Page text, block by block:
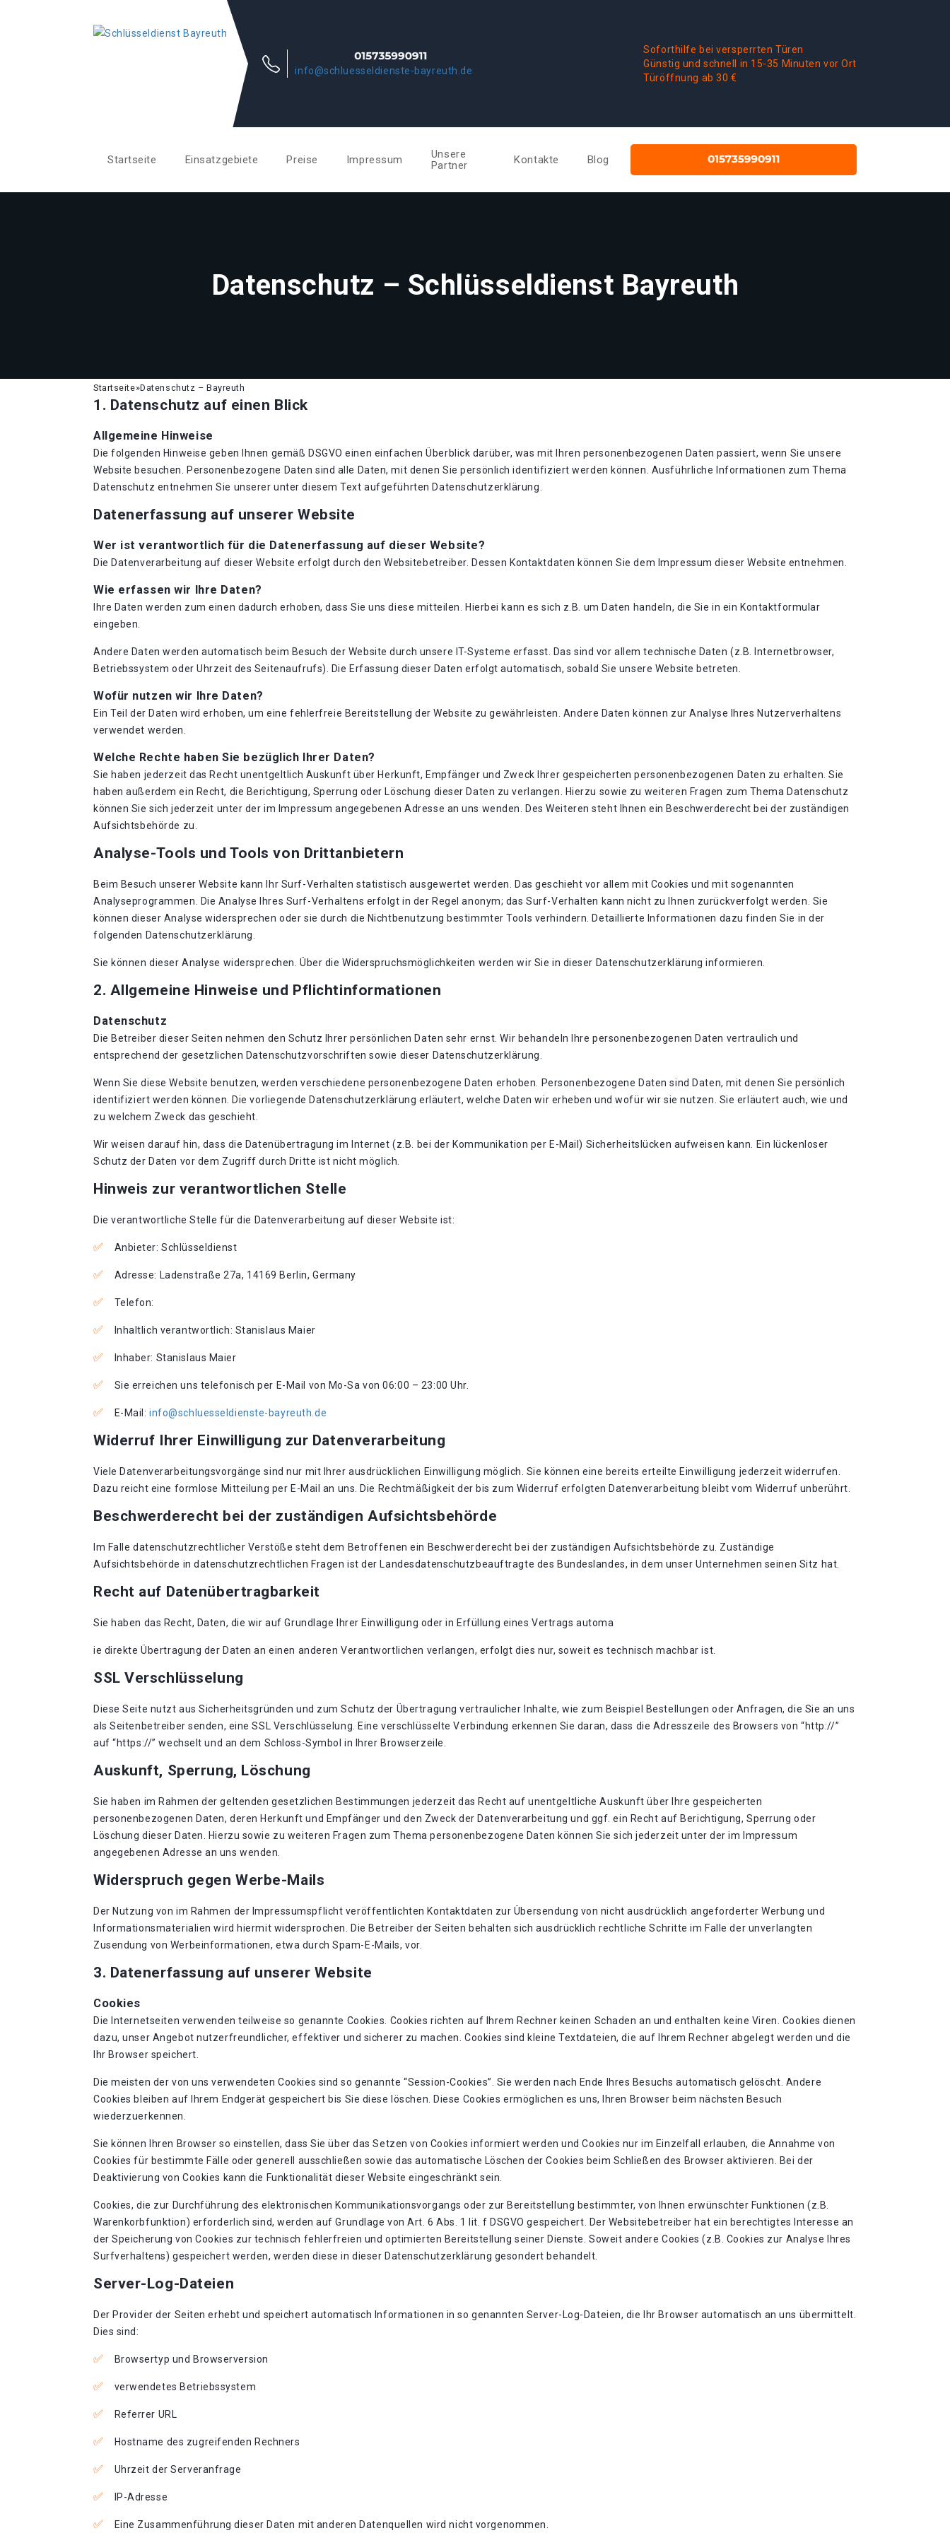
info@schluesseldienste-bayreuth.de
Soforthilfe bei versperrten Türen
Günstig und schnell in 15-35 Minuten vor Ort
Türöffnung ab 30 €
Startseite Einsatzgebiete Preise Impressum
Unsere
Partner
Kontakte Blog
Datenschutz – Schlüsseldienst Bayreuth
Startseite»Datenschutz – Bayreuth
1. Datenschutz auf einen Blick
Allgemeine Hinweise
Die folgenden Hinweise geben Ihnen gemäß DSGVO einen einfachen Überblick darüber, was mit Ihren personenbezogenen Daten passiert, wenn Sie unsere
Website besuchen. Personenbezogene Daten sind alle Daten, mit denen Sie persönlich identifiziert werden können. Ausführliche Informationen zum Thema
Datenschutz entnehmen Sie unserer unter diesem Text aufgeführten Datenschutzerklärung.
Datenerfassung auf unserer Website
Wer ist verantwortlich für die Datenerfassung auf dieser Website?
Die Datenverarbeitung auf dieser Website erfolgt durch den Websitebetreiber. Dessen Kontaktdaten können Sie dem Impressum dieser Website entnehmen.
Wie erfassen wir Ihre Daten?
Ihre Daten werden zum einen dadurch erhoben, dass Sie uns diese mitteilen. Hierbei kann es sich z.B. um Daten handeln, die Sie in ein Kontaktformular
eingeben.
Andere Daten werden automatisch beim Besuch der Website durch unsere IT-Systeme erfasst. Das sind vor allem technische Daten (z.B. Internetbrowser,
Betriebssystem oder Uhrzeit des Seitenaufrufs). Die Erfassung dieser Daten erfolgt automatisch, sobald Sie unsere Website betreten.
Wofür nutzen wir Ihre Daten?
Ein Teil der Daten wird erhoben, um eine fehlerfreie Bereitstellung der Website zu gewährleisten. Andere Daten können zur Analyse Ihres Nutzerverhaltens
verwendet werden.
Welche Rechte haben Sie bezüglich Ihrer Daten?
Sie haben jederzeit das Recht unentgeltlich Auskunft über Herkunft, Empfänger und Zweck Ihrer gespeicherten personenbezogenen Daten zu erhalten. Sie
haben außerdem ein Recht, die Berichtigung, Sperrung oder Löschung dieser Daten zu verlangen. Hierzu sowie zu weiteren Fragen zum Thema Datenschutz
können Sie sich jederzeit unter der im Impressum angegebenen Adresse an uns wenden. Des Weiteren steht Ihnen ein Beschwerderecht bei der zuständigen
Aufsichtsbehörde zu.
Analyse-Tools und Tools von Drittanbietern
Beim Besuch unserer Website kann Ihr Surf-Verhalten statistisch ausgewertet werden. Das geschieht vor allem mit Cookies und mit sogenannten
Analyseprogrammen. Die Analyse Ihres Surf-Verhaltens erfolgt in der Regel anonym; das Surf-Verhalten kann nicht zu Ihnen zurückverfolgt werden. Sie
können dieser Analyse widersprechen oder sie durch die Nichtbenutzung bestimmter Tools verhindern. Detaillierte Informationen dazu finden Sie in der
folgenden Datenschutzerklärung.
Sie können dieser Analyse widersprechen. Über die Widerspruchsmöglichkeiten werden wir Sie in dieser Datenschutzerklärung informieren.
2. Allgemeine Hinweise und Pflichtinformationen
Datenschutz
Die Betreiber dieser Seiten nehmen den Schutz Ihrer persönlichen Daten sehr ernst. Wir behandeln Ihre personenbezogenen Daten vertraulich und
entsprechend der gesetzlichen Datenschutzvorschriften sowie dieser Datenschutzerklärung.
Wenn Sie diese Website benutzen, werden verschiedene personenbezogene Daten erhoben. Personenbezogene Daten sind Daten, mit denen Sie persönlich
identifiziert werden können. Die vorliegende Datenschutzerklärung erläutert, welche Daten wir erheben und wofür wir sie nutzen. Sie erläutert auch, wie und
zu welchem Zweck das geschieht.
Wir weisen darauf hin, dass die Datenübertragung im Internet (z.B. bei der Kommunikation per E-Mail) Sicherheitslücken aufweisen kann. Ein lückenloser
Schutz der Daten vor dem Zugriff durch Dritte ist nicht möglich.
Hinweis zur verantwortlichen Stelle
Die verantwortliche Stelle für die Datenverarbeitung auf dieser Website ist:
Anbieter: Schlüsseldienst
Adresse: Ladenstraße 27a, 14169 Berlin, Germany
Telefon:
Inhaltlich verantwortlich: Stanislaus Maier
Inhaber: Stanislaus Maier
Sie erreichen uns telefonisch per E-Mail von Mo-Sa von 06:00 – 23:00 Uhr.
E-Mail:info@schluesseldienste-bayreuth.de
Widerruf Ihrer Einwilligung zur Datenverarbeitung
Viele Datenverarbeitungsvorgänge sind nur mit Ihrer ausdrücklichen Einwilligung möglich. Sie können eine bereits erteilte Einwilligung jederzeit widerrufen.
Dazu reicht eine formlose Mitteilung per E-Mail an uns. Die Rechtmäßigkeit der bis zum Widerruf erfolgten Datenverarbeitung bleibt vom Widerruf unberührt.
Beschwerderecht bei der zuständigen Aufsichtsbehörde
Im Falle datenschutzrechtlicher Verstöße steht dem Betroffenen ein Beschwerderecht bei der zuständigen Aufsichtsbehörde zu. Zuständige
Aufsichtsbehörde in datenschutzrechtlichen Fragen ist der Landesdatenschutzbeauftragte des Bundeslandes, in dem unser Unternehmen seinen Sitz hat.
Recht auf Datenübertragbarkeit
Sie haben das Recht, Daten, die wir auf Grundlage Ihrer Einwilligung oder in Erfüllung eines Vertrags automa
ie direkte Übertragung der Daten an einen anderen Verantwortlichen verlangen, erfolgt dies nur, soweit es technisch machbar ist.
SSL Verschlüsselung
Diese Seite nutzt aus Sicherheitsgründen und zum Schutz der Übertragung vertraulicher Inhalte, wie zum Beispiel Bestellungen oder Anfragen, die Sie an uns
als Seitenbetreiber senden, eine SSL Verschlüsselung. Eine verschlüsselte Verbindung erkennen Sie daran, dass die Adresszeile des Browsers von “http://”
auf “https://” wechselt und an dem Schloss-Symbol in Ihrer Browserzeile.
Auskunft, Sperrung, Löschung
Sie haben im Rahmen der geltenden gesetzlichen Bestimmungen jederzeit das Recht auf unentgeltliche Auskunft über Ihre gespeicherten
personenbezogenen Daten, deren Herkunft und Empfänger und den Zweck der Datenverarbeitung und ggf. ein Recht auf Berichtigung, Sperrung oder
Löschung dieser Daten. Hierzu sowie zu weiteren Fragen zum Thema personenbezogene Daten können Sie sich jederzeit unter der im Impressum
angegebenen Adresse an uns wenden.
Widerspruch gegen Werbe-Mails
Der Nutzung von im Rahmen der Impressumspflicht veröffentlichten Kontaktdaten zur Übersendung von nicht ausdrücklich angeforderter Werbung und
Informationsmaterialien wird hiermit widersprochen. Die Betreiber der Seiten behalten sich ausdrücklich rechtliche Schritte im Falle der unverlangten
Zusendung von Werbeinformationen, etwa durch Spam-E-Mails, vor.
3. Datenerfassung auf unserer Website
Cookies
Die Internetseiten verwenden teilweise so genannte Cookies. Cookies richten auf Ihrem Rechner keinen Schaden an und enthalten keine Viren. Cookies dienen
dazu, unser Angebot nutzerfreundlicher, effektiver und sicherer zu machen. Cookies sind kleine Textdateien, die auf Ihrem Rechner abgelegt werden und die
Ihr Browser speichert.
Die meisten der von uns verwendeten Cookies sind so genannte “Session-Cookies”. Sie werden nach Ende Ihres Besuchs automatisch gelöscht. Andere
Cookies bleiben auf Ihrem Endgerät gespeichert bis Sie diese löschen. Diese Cookies ermöglichen es uns, Ihren Browser beim nächsten Besuch
wiederzuerkennen.
Sie können Ihren Browser so einstellen, dass Sie über das Setzen von Cookies informiert werden und Cookies nur im Einzelfall erlauben, die Annahme von
Cookies für bestimmte Fälle oder generell ausschließen sowie das automatische Löschen der Cookies beim Schließen des Browser aktivieren. Bei der
Deaktivierung von Cookies kann die Funktionalität dieser Website eingeschränkt sein.
Cookies, die zur Durchführung des elektronischen Kommunikationsvorgangs oder zur Bereitstellung bestimmter, von Ihnen erwünschter Funktionen (z.B.
Warenkorbfunktion) erforderlich sind, werden auf Grundlage von Art. 6 Abs. 1 lit. f DSGVO gespeichert. Der Websitebetreiber hat ein berechtigtes Interesse an
der Speicherung von Cookies zur technisch fehlerfreien und optimierten Bereitstellung seiner Dienste. Soweit andere Cookies (z.B. Cookies zur Analyse Ihres
Surfverhaltens) gespeichert werden, werden diese in dieser Datenschutzerklärung gesondert behandelt.
Server-Log-Dateien
Der Provider der Seiten erhebt und speichert automatisch Informationen in so genannten Server-Log-Dateien, die Ihr Browser automatisch an uns übermittelt.
Dies sind:
Browsertyp und Browserversion
verwendetes Betriebssystem
Referrer URL
Hostname des zugreifenden Rechners
Uhrzeit der Serveranfrage
IP-Adresse
Eine Zusammenführung dieser Daten mit anderen Datenquellen wird nicht vorgenommen.